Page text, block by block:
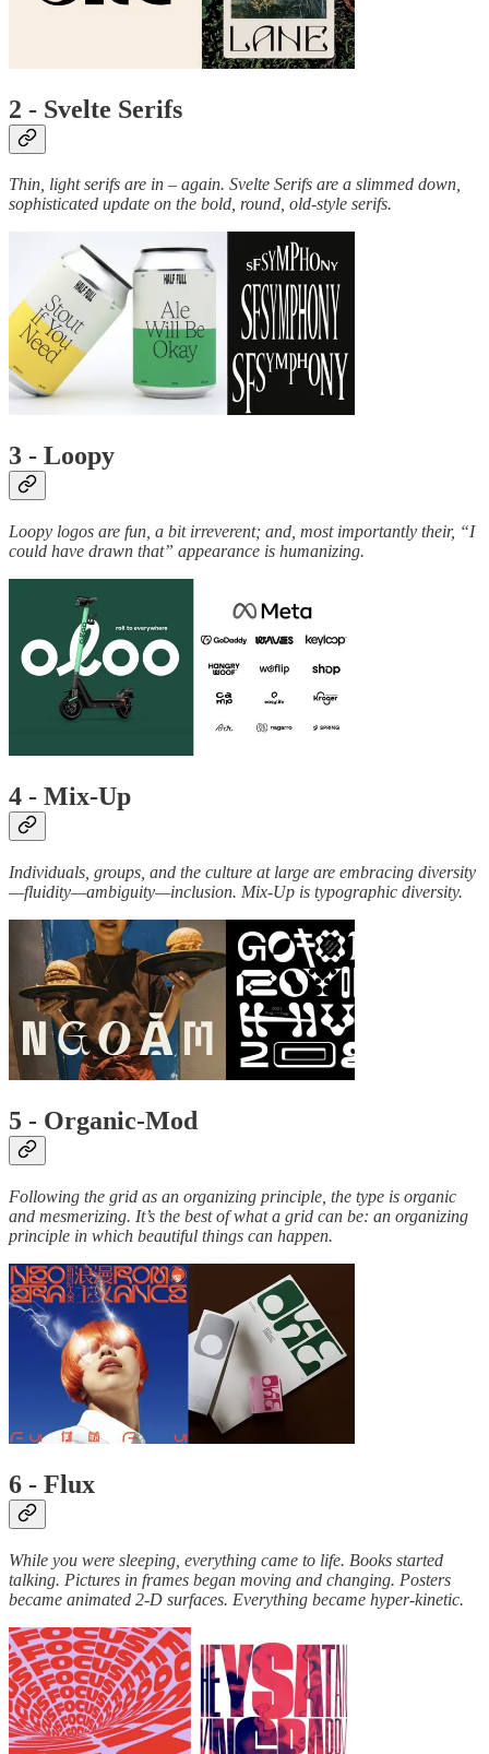
2 - Svelte Serifs
Thin, light serifs are in – again. Svelte Serifs are a slimmed down,
sophisticated update on the bold, round, old-style serifs.
3 - Loopy
Loopy logos are fun, a bit irreverent; and, most importantly their, “I
could have drawn that” appearance is humanizing.
4 - Mix-Up
Individuals, groups, and the culture at large are embracing diversity
—fluidity—ambiguity—inclusion. Mix-Up is typographic diversity.
5 - Organic-Mod
Following the grid as an organizing principle, the type is organic
and mesmerizing. It’s the best of what a grid can be: an organizing
principle in which beautiful things can happen.
6 - Flux
While you were sleeping, everything came to life. Books started
talking. Pictures in frames began moving and changing. Posters
became animated 2-D surfaces. Everything became hyper-kinetic.